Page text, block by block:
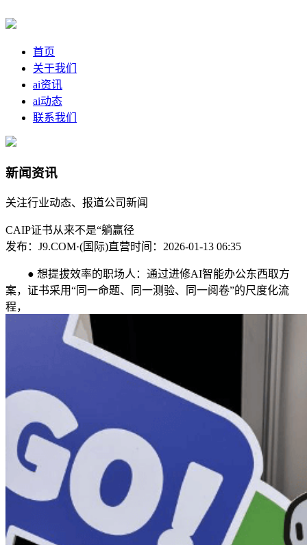
首页
关于我们
ai资讯
ai动态
联系我们
新闻资讯
关注行业动态、报道公司新闻
CAIP证书从来不是“躺赢径
发布：J9.COM·(国际)直营时间：2026-01-13 06:35
● 想提拔效率的职场人：通过进修AI智能办公东西取方
案，证书采用“同一命题、同一测验、同一阅卷”的尺度化流
程，